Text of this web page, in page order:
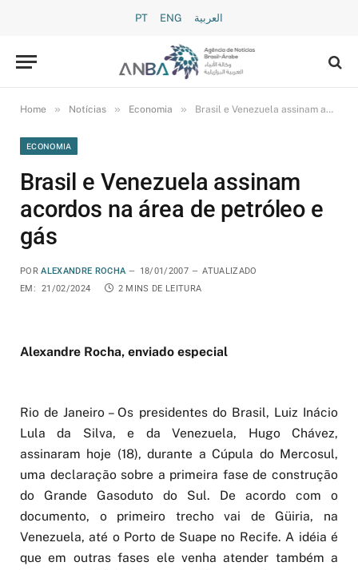
PT ENG العربية
Home » Notícias » Economia » Brasil e Venezuela assinam acordos na área de petróleo e gás
ECONOMIA
Brasil e Venezuela assinam
acordos na área de petróleo e
gás
POR ALEXANDRE ROCHA 18/01/2007
ATUALIZADO
EM:
21/02/2024 2 MINS DE LEITURA
Alexandre Rocha, enviado especial
Rio de Janeiro – Os presidentes do Brasil, Luiz Inácio
Lula da Silva, e da Venezuela, Hugo Chávez,
assinaram hoje (18), durante a Cúpula do Mercosul,
uma declaração sobre a primeira fase de construção
do Grande Gasoduto do Sul. De acordo com o
documento, o primeiro trecho vai de Güiria, na
Venezuela, até o Porto de Suape no Recife. A idéia é
que em outras fases ele venha atender também a